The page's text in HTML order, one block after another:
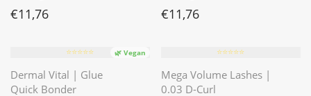
€11,76 €11,76
⭐️⭐️⭐️⭐️⭐️ 🌿 Vegan
Dermal Vital | Glue
Quick Bonder
⭐️⭐️⭐️⭐️⭐️
Mega Volume Lashes |
0.03 D-Curl